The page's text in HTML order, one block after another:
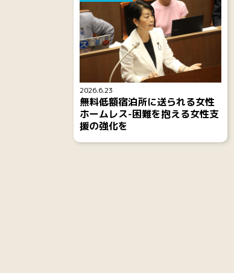
2026.6.23
無料低額宿泊所に送られる女性
ホームレス-困難を抱える女性支
援の強化を